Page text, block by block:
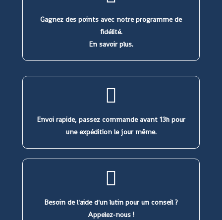
Gagnez des points avec notre programme de
fidélité.
En savoir plus.
Envoi rapide, passez commande avant 13h pour
une expédition le jour même.
Besoin de l'aide d'un lutin pour un conseil ?
Appelez-nous !